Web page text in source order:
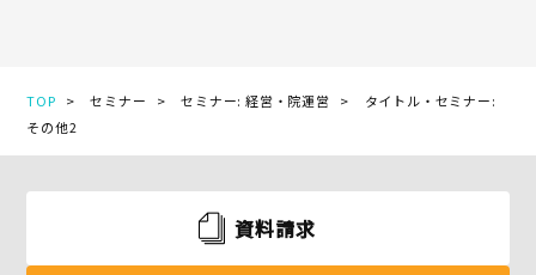
TOP セミナー セミナー: 経営・院運営
タイトル・セミナー:
その他2
資料請求